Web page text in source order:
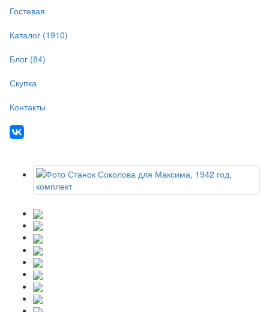
Гостевая
Каталог (1910)
Блог (84)
Скупка
Контакты